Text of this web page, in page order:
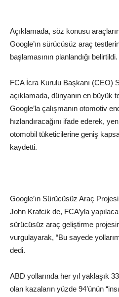
Açıklamada, söz konusu
Google’ın sürücüsüz araç
başlamasının planlandığı belirtildi.
FCA İcra Kurulu Başkanı (CEO)
açıklamada, dünyanın en büyük
Google’la çalışmanın otomotiv
hızlandıracağını ifade ederek,
otomobil tüketicilerine geniş
kaydetti.
Google’ın Sürücüsüz Araç
John Krafcik de, FCA’yla
sürücüsüz araç geliştirme projesini
vurgulayarak, “Bu sayede
dedi.
ABD yollarında her yıl yaklaşık
olan kazaların yüzde 94’ünün